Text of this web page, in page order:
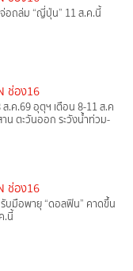
อถล่ม “ญี่ปุ่น” 11 ส.ค.นี้
ช่อง16
.ค.69 อุตุฯ เตือน 8-11 ส.ค
น ตะวันออก ระวังน้ำท่วม-
ช่อง16
มือพายุ “ดอลฟิน” คาดขึ้น
.นี้